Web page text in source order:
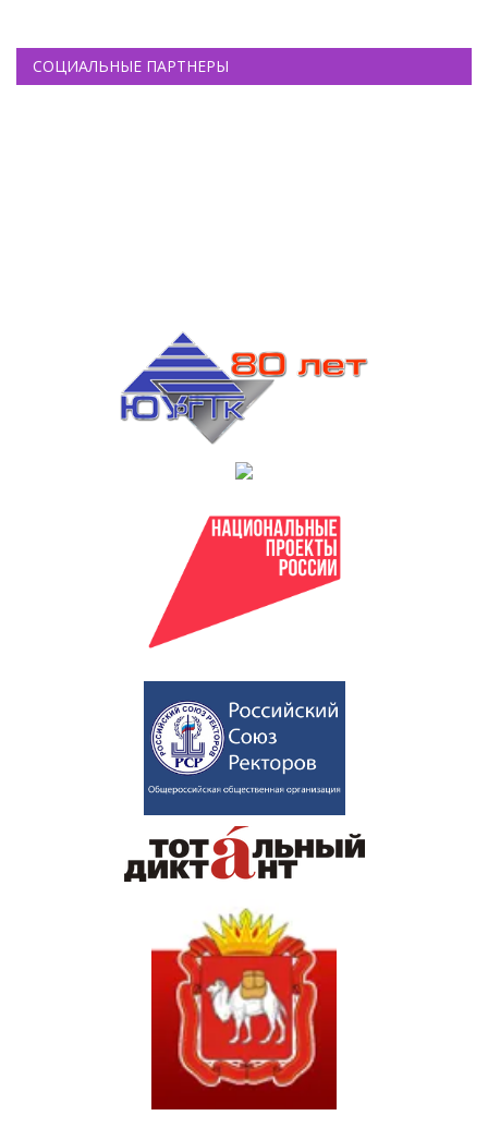
СОЦИАЛЬНЫЕ ПАРТНЕРЫ